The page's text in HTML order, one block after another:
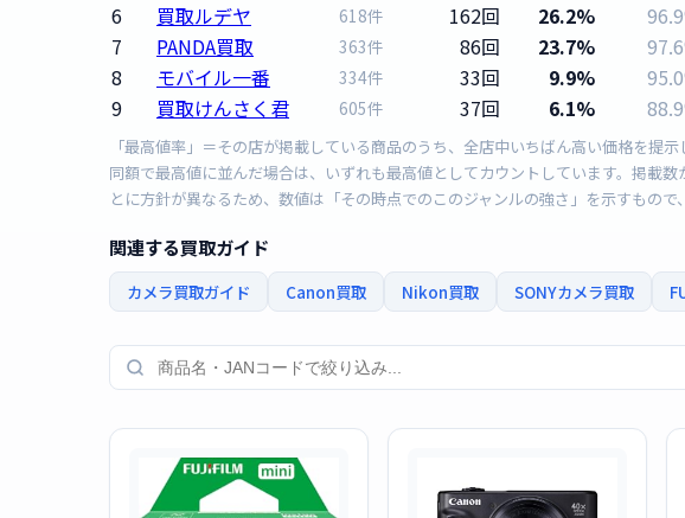
6
買取ルデヤ 618件 162回 26.2%
7
PANDA買取 363件 86回 23.7%
8
モバイル一番 334件 33回 9.9%
9
買取けんさく君 605件 37回 6.1%
「最高値率」＝その店が掲載している商品のうち、全店中いちばん高い価格を
同額で最高値に並んだ場合は、いずれも最高値としてカウントしています。掲載
とに方針が異なるため、数値は「その時点でのこのジャンルの強さ」を示すもので
関連する買取ガイド
カメラ買取ガイド Canon買取 Nikon買取 SONYカメラ買取